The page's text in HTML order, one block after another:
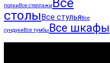
полки Все стеллажи Все
столы Все стульяВсе
сундуки Все тумбы Все шкафы